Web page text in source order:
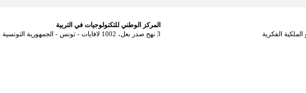
الفكرية
المركز الوطني للتكنولوجيات في التربية
3 نهج صدر بعل، 1002 لافايات - تونس - الجمهورية التونسية هاتف: 71833800